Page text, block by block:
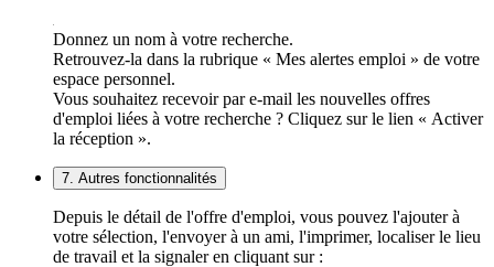
Donnez un nom à votre recherche.
Retrouvez-la dans la rubrique « Mes alertes emploi » de votre
espace personnel.
Vous souhaitez recevoir par e-mail les nouvelles offres
d'emploi liées à votre recherche ? Cliquez sur le lien « Activer
la réception ».
7. Autres fonctionnalités
Depuis le détail de l'offre d'emploi, vous pouvez l'ajouter à
votre sélection, l'envoyer à un ami, l'imprimer, localiser le lieu
de travail et la signaler en cliquant sur :